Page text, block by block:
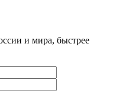
и мира, быстрее